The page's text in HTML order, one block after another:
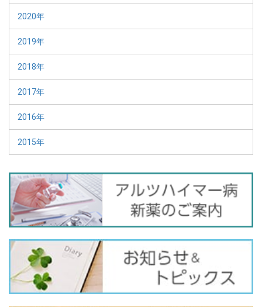
2020年
2019年
2018年
2017年
2016年
2015年
バ
ナ
ー